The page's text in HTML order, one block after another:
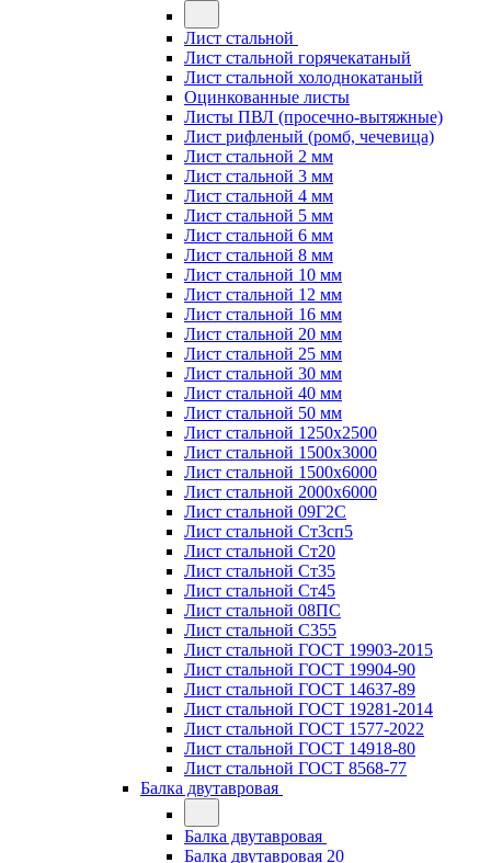
Лист стальной
Лист стальной горячекатаный
Лист стальной холоднокатаный
Оцинкованные листы
Листы ПВЛ (просечно-вытяжные)
Лист рифленый (ромб, чечевица)
Лист стальной 2 мм
Лист стальной 3 мм
Лист стальной 4 мм
Лист стальной 5 мм
Лист стальной 6 мм
Лист стальной 8 мм
Лист стальной 10 мм
Лист стальной 12 мм
Лист стальной 16 мм
Лист стальной 20 мм
Лист стальной 25 мм
Лист стальной 30 мм
Лист стальной 40 мм
Лист стальной 50 мм
Лист стальной 1250х2500
Лист стальной 1500х3000
Лист стальной 1500х6000
Лист стальной 2000х6000
Лист стальной 09Г2С
Лист стальной Ст3сп5
Лист стальной Ст20
Лист стальной Ст35
Лист стальной Ст45
Лист стальной 08ПС
Лист стальной С355
Лист стальной ГОСТ 19903-2015
Лист стальной ГОСТ 19904-90
Лист стальной ГОСТ 14637-89
Лист стальной ГОСТ 19281-2014
Лист стальной ГОСТ 1577-2022
Лист стальной ГОСТ 14918-80
Лист стальной ГОСТ 8568-77
Балка двутавровая
Балка двутавровая
Балка двутавровая 20